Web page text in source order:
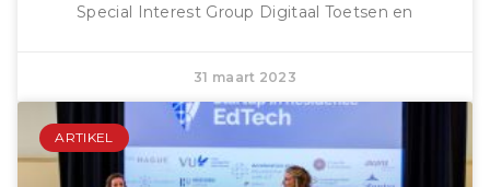
Special Interest Group Digitaal Toetsen en
31 maart 2023
ARTIKEL